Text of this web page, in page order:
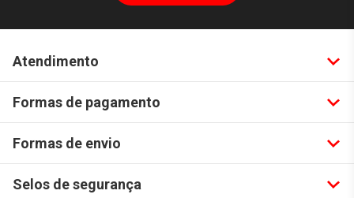
Atendimento
Formas de pagamento
Formas de envio
Selos de segurança